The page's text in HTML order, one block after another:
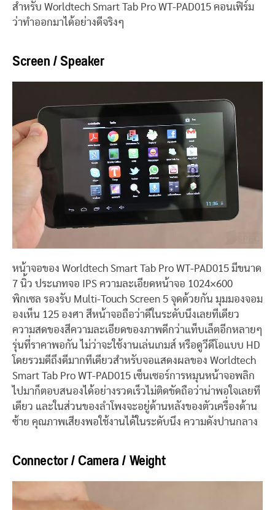
สำหรับ Worldtech Smart Tab Pro WT-PAD015 คอนเฟิร์ม
ว่าทำออกมาได้อย่างดีจริงๆ
Screen / Speaker
หน้าจอของ Worldtech Smart Tab Pro WT-PAD015 มีขนาด
7 นิ้ว ประเภทจอ IPS ความละเอียดหน้าจอ 1024×600
พิกเซล รองรับ Multi-Touch Screen 5 จุดด้วยกัน มุมมองจอม
องเห็น 125 องศา สีหน้าจอถือว่าดีในระดับนึงเลยทีเดียว
ความสดของสีความละเอียดของภาพดีกว่าแท็บเล็ตอีกหลายๆ
รุ่นที่ราคาพอกัน ไม่ว่าจะใช้งานเล่นเกมส์ หรือดูวีดีโอแบบ HD
โดยรวมดีถึงดีมากทีเดียวสำหรับจอแสดงผลของ Worldtech
Smart Tab Pro WT-PAD015 เซ็นเซอร์การหมุนหน้าจอพลิก
ไปมาก็ตอบสนองได้อย่างรวดเร็วไม่ติดขัดถือว่าน่าพอใจเลยที
เดียว และในส่วนของลำโพงจะอยู่ด้านหลังของตัวเครื่องด้าน
ซ้าย คุณภาพเสียงพอใช้งานได้ในระดับนึง ความดังปานกลาง
Connector / Camera / Weight